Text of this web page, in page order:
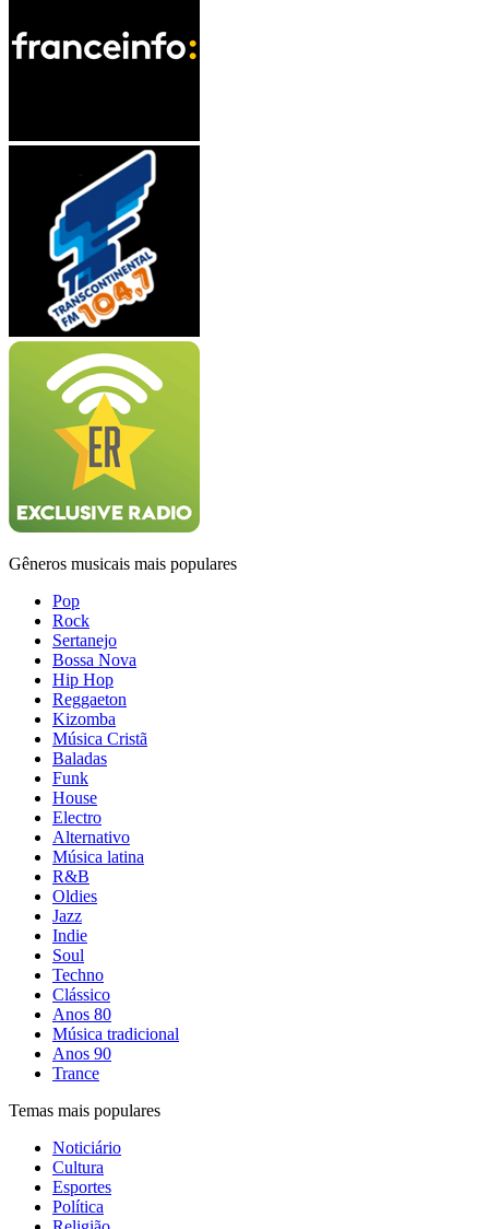
Gêneros musicais mais populares
Pop
Rock
Sertanejo
Bossa Nova
Hip Hop
Reggaeton
Kizomba
Música Cristã
Baladas
Funk
House
Electro
Alternativo
Música latina
R&B
Oldies
Jazz
Indie
Soul
Techno
Clássico
Anos 80
Música tradicional
Anos 90
Trance
Temas mais populares
Noticiário
Cultura
Esportes
Política